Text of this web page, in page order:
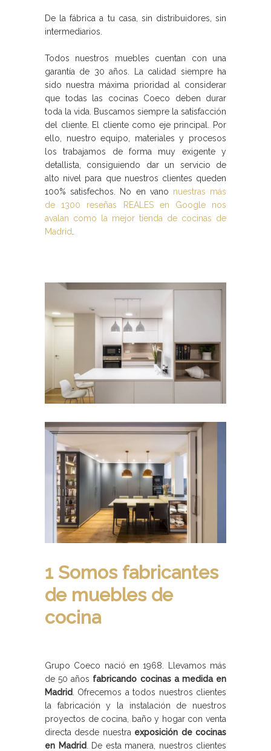
De la fábrica a tu casa, sin distribuidores, sin
intermediarios.
Todos nuestros muebles cuentan con una
garantía de 30 años. La calidad siempre ha
sido nuestra máxima prioridad al considerar
que todas las cocinas Coeco deben durar
toda la vida. Buscamos siempre la satisfacción
del cliente. El cliente como eje principal. Por
ello, nuestro equipo, materiales y procesos
los trabajamos de forma muy exigente y
detallista, consiguiendo dar un servicio de
alto nivel para que nuestros clientes queden
100% satisfechos. No en vano nuestras más
de 1300 reseñas REALES en Google nos
avalan como la mejor tienda de cocinas de
Madrid
1 Somos fabricantes
de muebles de
cocina
Grupo Coeco nació en 1968. Llevamos más
de 50 años fabricando cocinas a medida en
Madrid
. Ofrecemos a todos nuestros clientes
la fabricación y la instalación de nuestros
proyectos de cocina, baño y hogar con venta
directa desde nuestra exposición de cocinas
en Madrid . De esta manera, nuestros clientes